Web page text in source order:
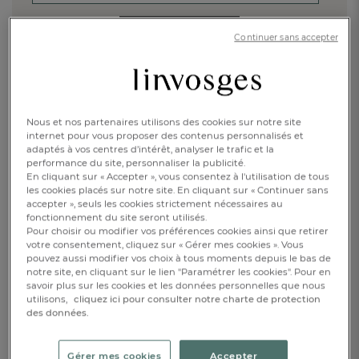
FR DE
AT
BE
CH
Friendly Captcha ⇗
ACCÉDER À LA PAGE D'ACCUEIL
Retrouvez nos collections
de linge de maison
LINGE DE LIT LINGE DE BAIN
LINGE DE TABLE VÊTEMENTS
ENFANTS DÉCORATION
Nous et nos partenaires utilisons des cookies sur notre site
internet pour vous proposer des contenus personnalisés et
adaptés à vos centres d’intérêt, analyser le trafic et la
performance du site, personnaliser la publicité.
En cliquant sur « Accepter », vous consentez à l'utilisation de tous
les cookies placés sur notre site. En cliquant sur « Continuer sans
accepter », seuls les cookies strictement nécessaires au
fonctionnement du site seront utilisés.
Pour choisir ou modifier vos préférences cookies ainsi que retirer
votre consentement, cliquez sur « Gérer mes cookies ». Vous
pouvez aussi modifier vos choix à tous moments depuis le bas de
notre site, en cliquant sur le lien "Paramétrer les cookies". Pour en
savoir plus sur les cookies et les données personnelles que nous
utilisons, cliquez ici pour consulter notre charte de protection
des données.
Gérer mes cookies Accepter
Continuer sans accepter